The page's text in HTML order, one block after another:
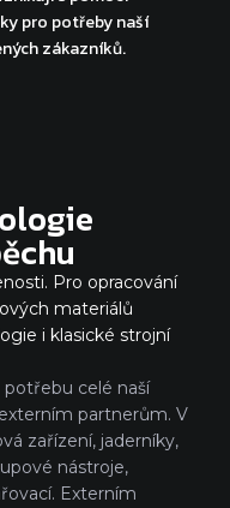
pro potřeby naší
zákazníků.
Pro opracování
materiálů
i klasické strojní
potřebu celé naší
partnerům. V
zařízení, jaderníky,
nástroje,
Externím